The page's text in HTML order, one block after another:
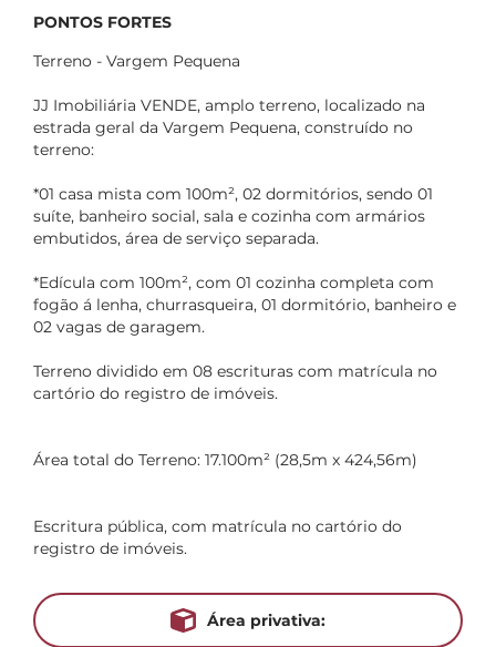
PONTOS FORTES
Terreno - Vargem Pequena
JJ Imobiliária VENDE, amplo terreno, localizado na
estrada geral da Vargem Pequena, construído no
terreno:
*01 casa mista com 100m², 02 dormitórios, sendo 01
suíte, banheiro social, sala e cozinha com armários
embutidos, área de serviço separada.
*Edícula com 100m², com 01 cozinha completa com
fogão á lenha, churrasqueira, 01 dormitório, banheiro e
02 vagas de garagem.
Terreno dividido em 08 escrituras com matrícula no
cartório do registro de imóveis.
Área total do Terreno: 17.100m² (28,5m x 424,56m)
Escritura pública, com matrícula no cartório do
registro de imóveis.
Área privativa: